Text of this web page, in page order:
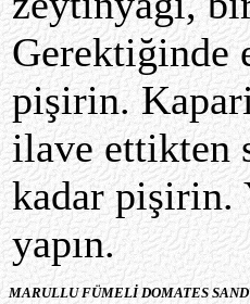
Gerektiğinde
pişirin.
ilave ettikten
kadar pişirin.
yapın.
MARULLU FÜMELİ DOMATES